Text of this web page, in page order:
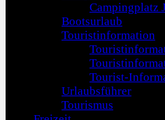
Campingplatz
Bootsurlaub
Touristinformation
Tourist-
Urlaubsführer
Tourismus